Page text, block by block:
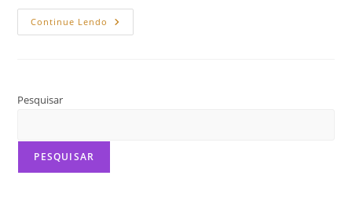
Continue Lendo O
Poder
Pesquisar
PESQUISAR